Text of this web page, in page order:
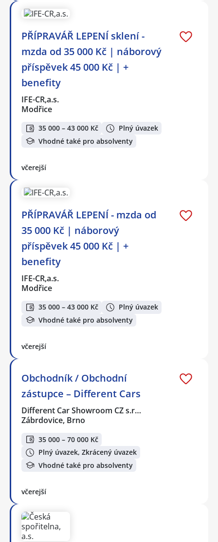
PŘÍPRAVÁŘ LEPENÍ sklení -
mzda od 35 000 Kč | náborový
příspěvek 45 000 Kč | +
benefity
IFE-CR,a.s.
Modřice
35 000 – 43 000 Kč
Plný úvazek
Vhodné také pro absolventy
včerejší
PŘÍPRAVÁŘ LEPENÍ - mzda od
35 000 Kč | náborový
příspěvek 45 000 Kč | +
benefity
IFE-CR,a.s.
Modřice
35 000 – 43 000 Kč
Plný úvazek
Vhodné také pro absolventy
včerejší
Obchodník / Obchodní
zástupce – Different Cars
Different Car Showroom CZ s.r…
Zábrdovice, Brno
35 000 – 70 000 Kč
Plný úvazek, Zkrácený úvazek
Vhodné také pro absolventy
včerejší